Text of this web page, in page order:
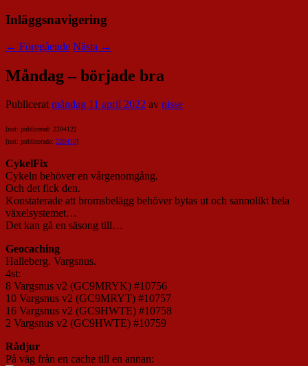
Inläggsnavigering
← Föregående Nästa →
Måndag – började bra
Publiceratmåndag 11 april 2022 av nisse
[not: publicerad: 220412]
[not: publicerade: 220410]
CykelFix
Cykeln behöver en vårgenomgång.
Och det fick den.
Konstaterade att bromsbelägg behöver bytas ut och sannolikt hela
växelsystemet…
Det kan gå en säsong till…
Geocaching
Halleberg. Vargsnus.
4st:
8 Vargsnus v2 (GC9MRYK) #10756
10 Vargsnus v2 (GC9MRYT) #10757
16 Vargsnus v2 (GC9HWTE) #10758
2 Vargsnus v2 (GC9HWTE) #10759
Rådjur
På väg från en cache till en annan: